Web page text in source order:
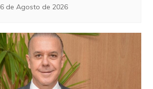
6 de Agosto de 2026